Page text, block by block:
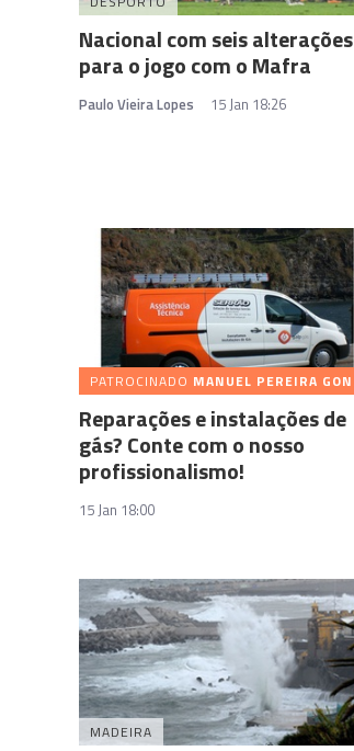
Nacional com seis alterações
para o jogo com o Mafra
Paulo Vieira Lopes 15 Jan 18:26
PATROCINADO MANUEL PEREIRA GONÇALVES (SERRÃO) & FILHOS
Reparações e instalações de
gás? Conte com o nosso
profissionalismo!
15 Jan 18:00
MADEIRA